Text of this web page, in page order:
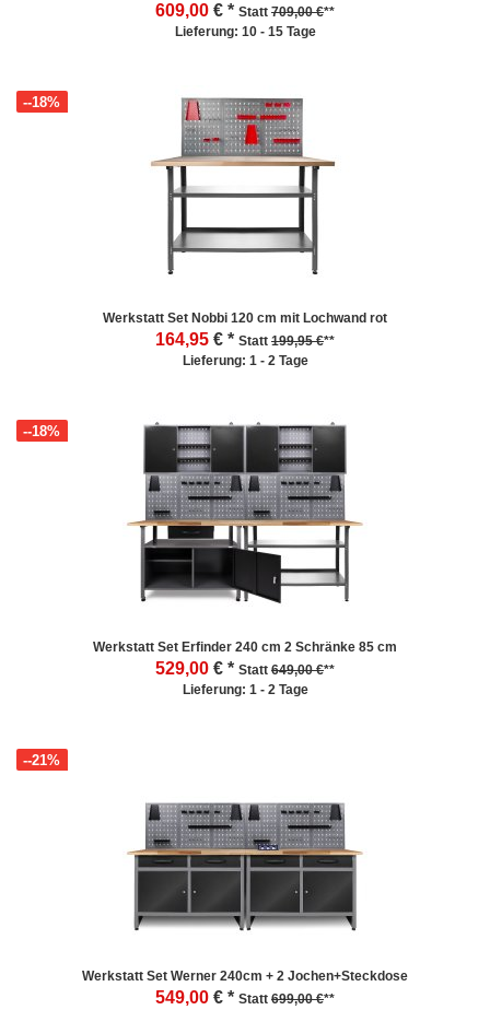
609,00 € * Statt 709,00 €**
Lieferung: 10 - 15 Tage
Werkstatt Set Nobbi 120 cm mit Lochwand rot
164,95
--18%
€ * Statt 199,95 €**
Lieferung: 1 - 2 Tage
Werkstatt Set Erfinder 240 cm 2 Schränke 85 cm
529,00
--18%
€ * Statt 649,00 €**
Lieferung: 1 - 2 Tage
Werkstatt Set Werner 240cm + 2 Jochen+Steckdose
549,00
--21%
€ * Statt 699,00 €**